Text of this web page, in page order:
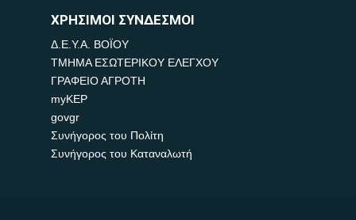
ΧΡΗΣΙΜΟΙ ΣΥΝΔΕΣΜΟΙ
Δ.Ε.Υ.Α. ΒΟΪΟΥ
ΤΜΗΜΑ ΕΣΩΤΕΡΙΚΟΥ ΕΛΕΓΧΟΥ
ΓΡΑΦΕΙΟ ΑΓΡΟΤΗ
myKEP
govgr
Συνήγορος του Πολίτη
Συνήγορος του Καταναλωτή